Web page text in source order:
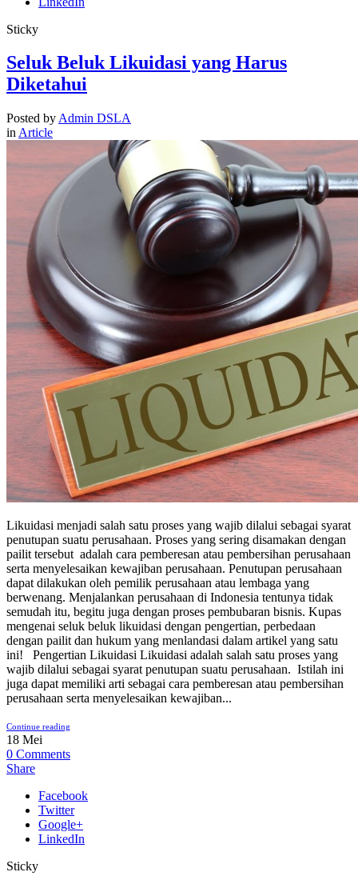
Sticky
Seluk Beluk Likuidasi yang Harus
Diketahui
Posted by Admin DSLA
in Article
Likuidasi menjadi salah satu proses yang wajib dilalui sebagai syarat
penutupan suatu perusahaan. Proses yang sering disamakan dengan
pailit tersebut adalah cara pemberesan atau pembersihan perusahaan
serta menyelesaikan kewajiban perusahaan. Penutupan perusahaan
dapat dilakukan oleh pemilik perusahaan atau lembaga yang
berwenang. Menjalankan perusahaan di Indonesia tentunya tidak
semudah itu, begitu juga dengan proses pembubaran bisnis. Kupas
mengenai seluk beluk likuidasi dengan pengertian, perbedaan
dengan pailit dan hukum yang menlandasi dalam artikel yang satu
ini! Pengertian Likuidasi Likuidasi adalah salah satu proses yang
wajib dilalui sebagai syarat penutupan suatu perusahaan. Istilah ini
juga dapat memiliki arti sebagai cara pemberesan atau pembersihan
perusahaan serta menyelesaikan kewajiban...
Continue reading
18 Mei
0 Comments
Share
Facebook
Twitter
Google+
LinkedIn
Sticky